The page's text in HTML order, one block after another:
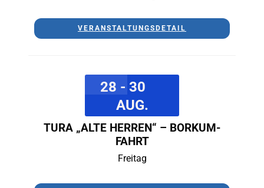
VERANSTALTUNGSDETAIL
28 - 30
AUG.
TURA „ALTE HERREN“ – BORKUM-
FAHRT
Freitag